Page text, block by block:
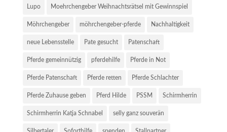
Lupo Moehrchengeber Weihnachtsrätsel mit Gewinnspiel
Möhrchengeber möhrchengeber-pferde Nachhaltigkeit
neue Lebensstelle Pate gesucht Patenschaft
Pferde gemeinnützig pferdehilfe Pferde in Not
Pferde Patenschaft Pferde retten Pferde Schlachter
Pferde Zuhause geben Pferd Hilde PSSM Schirmherrin
Schirmherrin Katja Schnabel selly ganz souverän
Silbertaler Soforthilfe spenden Stallpartner